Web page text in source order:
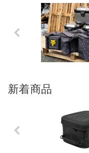
Previo
us
新着商品
Previo
us